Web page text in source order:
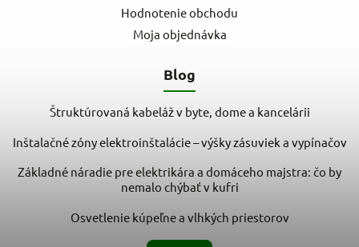
Hodnotenie obchodu
Moja objednávka
Blog
Štruktúrovaná kabeláž v byte, dome a kancelárii
Inštalačné zóny elektroinštalácie – výšky zásuviek a vypínačov
Základné náradie pre elektrikára a domáceho majstra: čo by
nemalo chýbať v kufri
Osvetlenie kúpeľne a vlhkých priestorov